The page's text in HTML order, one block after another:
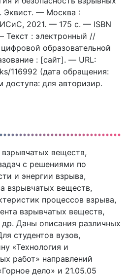
Эквист. — Москва :
2021. — 175 c. — ISBN
: электронный //
образовательной
: [сайт]. — URL:
116992 (дата обращения:
для авторизир.
веществ,
с решениями по
и энергии взрыва,
взрывчатых веществ,
процессов взрыва,
взрывчатых веществ,
Даны описания различных
студентов вузов,
«Технология и
работ» направлений
дело» и 21.05.05